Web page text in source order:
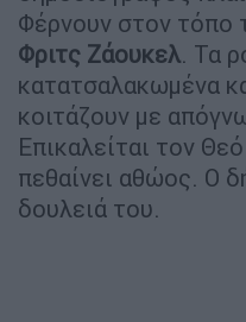
Φέρνουν στον τόπο
Φριτς Ζάουκελ. Τα
κατατσαλακωμένα
κοιτάζουν με
Επικαλείται τον
πεθαίνει αθώος. Ο
δουλειά του.